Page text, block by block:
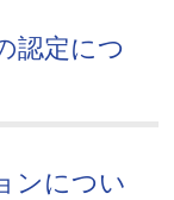
認定につ
ンについ